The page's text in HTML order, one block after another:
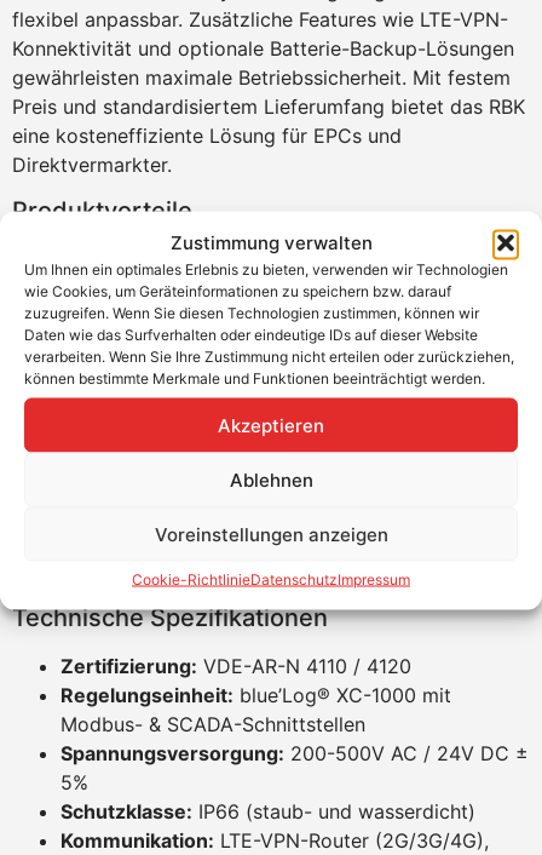
Zustimmung verwalten
Um Ihnen ein optimales Erlebnis zu bieten, verwenden wir Technologien
wie Cookies, um Geräteinformationen zu speichern bzw. darauf
zuzugreifen. Wenn Sie diesen Technologien zustimmen, können wir
Daten wie das Surfverhalten oder eindeutige IDs auf dieser Website
verarbeiten. Wenn Sie Ihre Zustimmung nicht erteilen oder zurückziehen,
können bestimmte Merkmale und Funktionen beeinträchtigt werden.
Akzeptieren
Ablehnen
Voreinstellungen anzeigen
Cookie-RichtlinieDatenschutzImpressum
flexibel anpassbar. Zusätzliche Features wie LTE-VPN-
Konnektivität und optionale Batterie-Backup-Lösungen
gewährleisten maximale Betriebssicherheit. Mit festem
Preis und standardisiertem Lieferumfang bietet das RBK
eine kosteneffiziente Lösung für EPCs und
Direktvermarkter.
Produktvorteile
Blitzschnelle Netzanbindung – Vormontierter
Schaltschrank mit vorkonfigurierter Steuerung
Zertifizierte Regelung– VDE-AR-N 4110/4120-
konform für Netzstabilität
Flexible Integration– Modulare Schnittstellen für
verschiedene PV-Topologien
Einfache Installation– Vorverdrahtete
– Schlüsselfertige Lösung mit
Maximale Sicherheit– VPN-LTE-Router &
optionale Batterie-Backup-Module
Technische Spezifikationen
Zertifizierung: VDE-AR-N 4110 / 4120
Regelungseinheit: blue’Log® XC-1000 mit
Modbus- & SCADA-Schnittstellen
Spannungsversorgung: 200-500V AC / 24V DC ±
5%
Schutzklasse: IP66 (staub- und wasserdicht)
Kommunikation: LTE-VPN-Router (2G/3G/4G),